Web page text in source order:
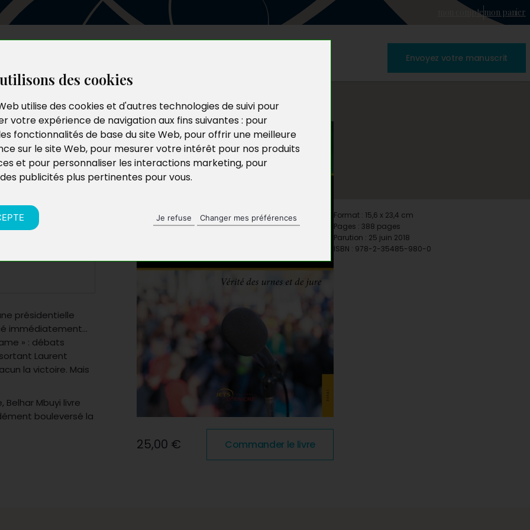
des cookies
utilise des cookies et d'autres technologies de suivi pour
votre expérience de navigation aux fins suivantes : pour
fonctionnalités de base du site Web, pour offrir une meilleure
sur le site Web, pour mesurer votre intérêt pour nos produits
et pour personnaliser les interactions marketing, pour
publicités plus pertinentes pour vous.
Je refuse Changer mes préférences
mon comptemon panier
Envoyez votre manuscrit
la
de
présidentielle
immédiatement…
» : débats
Laurent
la victoire. Mais
Mbuyi livre
bouleversé la
25,00 € Commander le livre
Format : 15,6 x 23,4 cm
Pages : 388 pages
Parution : 25 juin 2018
ISBN : 978-2-35485-980-0